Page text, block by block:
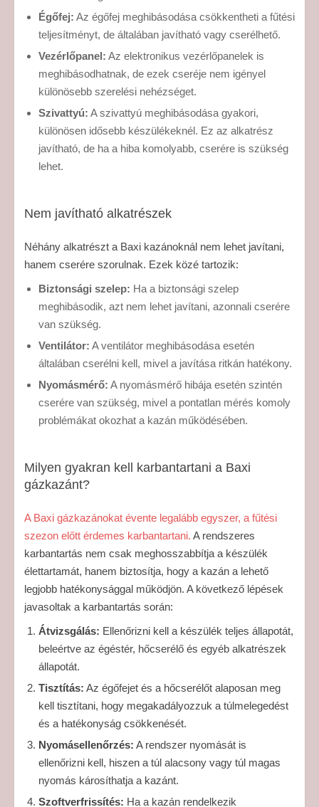
Égőfej: Az égőfej meghibásodása csökkentheti a fűtési
teljesítményt, de általában javítható vagy cserélhető.
Vezérlőpanel: Az elektronikus vezérlőpanelek is
meghibásodhatnak, de ezek cseréje nem igényel
különösebb szerelési nehézséget.
Szivattyú: A szivattyú meghibásodása gyakori,
különösen idősebb készülékeknél. Ez az alkatrész
javítható, de ha a hiba komolyabb, cserére is szükség
lehet.
Nem javítható alkatrészek
Néhány alkatrészt a Baxi kazánoknál nem lehet javítani,
hanem cserére szorulnak. Ezek közé tartozik:
Biztonsági szelep: Ha a biztonsági szelep
meghibásodik, azt nem lehet javítani, azonnali cserére
van szükség.
Ventilátor: A ventilátor meghibásodása esetén
általában cserélni kell, mivel a javítása ritkán hatékony.
Nyomásmérő: A nyomásmérő hibája esetén szintén
cserére van szükség, mivel a pontatlan mérés komoly
problémákat okozhat a kazán működésében.
Milyen gyakran kell karbantartani a Baxi
gázkazánt?
A Baxi gázkazánokat évente legalább egyszer, a fűtési
szezon előtt érdemes karbantartani. A rendszeres
karbantartás nem csak meghosszabbítja a készülék
élettartamát, hanem biztosítja, hogy a kazán a lehető
legjobb hatékonysággal működjön. A következő lépések
javasoltak a karbantartás során:
Átvizsgálás: Ellenőrizni kell a készülék teljes állapotát,
beleértve az égéstér, hőcserélő és egyéb alkatrészek
állapotát.
Tisztítás: Az égőfejet és a hőcserélőt alaposan meg
kell tisztítani, hogy megakadályozzuk a túlmelegedést
és a hatékonyság csökkenését.
Nyomásellenőrzés: A rendszer nyomását is
ellenőrizni kell, hiszen a túl alacsony vagy túl magas
nyomás károsíthatja a kazánt.
Szoftverfrissítés: Ha a kazán rendelkezik